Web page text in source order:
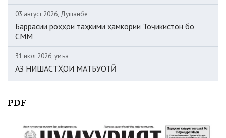
03 август 2026, Душанбе
Баррасии роҳҳои таҳкими ҳамкории Тоҷикистон бо
СММ
31 июл 2026, Ҷумъа
АЗ НИШАСТҲОИ МАТБУОТӢ
PDF